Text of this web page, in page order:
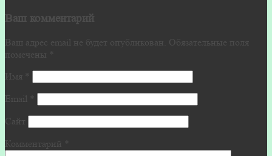
Ваш комментарий
Ваш адрес email не будет опубликован. Обязательные поля
помечены
Имя
Email
Сайт
Комментарий